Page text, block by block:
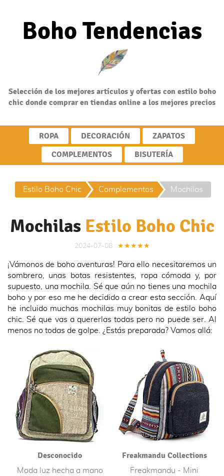
Boho Tendencias
Selección de los mejores artículos y ofertas con estilo boho
chic donde comprar en tiendas online a los mejores precios
ROPA DECORACIÓN
ZAPATOS
COMPLEMENTOS
BISUTERÍA
Mochilas Estilo Boho Chic
2024-07-08 ★★★★★
¡Vámonos de boho aventuras! Para ello necesitaremos un
sombrero, unas botas resistentes, ropa cómoda y, por
supuesto, una mochila. Sé que aún no tienes una mochila
boho y por eso me he decidido a crear esta sección. Aquí
he incluido muchas mochilas muy bonitas de estilo boho
chic. Sé que vas a quererlas todas pero no puede ser. Al
menos no todas de golpe. ¿Estás preparada? Vamos allá:
Desconocido
Moda luz hecha a mano
Freakmandu Collections
Freakmandu - Mini
Moda Estilo Boho
Chic Online
Estilo Boho Chic
Complementos y
Accesorios Estilo
Complementos
Mochilas
Estilo Boho
Mochilas